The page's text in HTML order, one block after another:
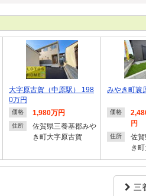
大字原古賀（中原駅） 198
0万円
価格 1,980万円
住所
佐賀県三養基郡みや
き町大字原古賀
みやき町簑
価格
円
住所
佐
き
三